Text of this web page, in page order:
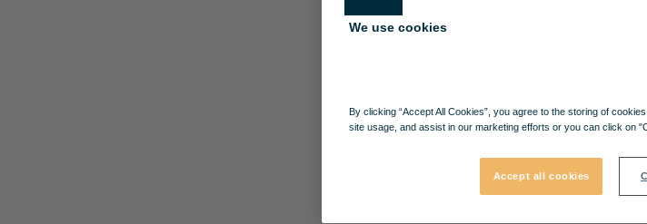
We use cookies
By clicking “Accept All Cookies”, you agree to the storing of
site usage, and assist in our marketing efforts or you can click on
Accept all cookies